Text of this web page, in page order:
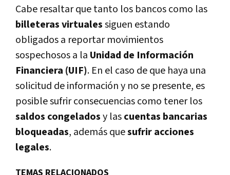
Cabe resaltar que tanto los bancos como las
billeteras virtualessiguen estando
obligados a reportar movimientos
sospechosos a la Unidad de Información
Financiera (UIF). En el caso de que haya una
solicitud de información y no se presente, es
posible sufrir consecuencias como tener los
saldos congeladosy lascuentas bancarias
bloqueadas, además quesufrir acciones
legales.